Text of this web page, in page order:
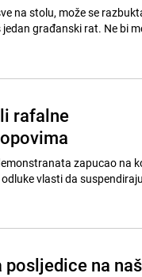
na stolu, može se
građanski rat. Ne bi
rafalne
zapucao na
vlasti da suspendiraju
posljedice na naš